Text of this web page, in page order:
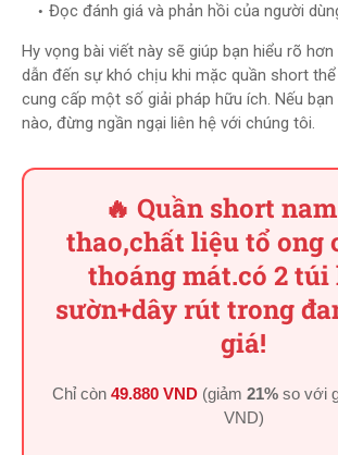
Đọc đánh giá và phản hồi của người
Hy vọng bài viết này sẽ giúp bạn hiểu rõ hơn
dẫn đến sự khó chịu khi mặc quần short
cung cấp một số giải pháp hữu ích. Nếu
nào, đừng ngần ngại liên hệ với chúng tôi.
🔥 Quần short
thao,chất liệu tổ ong
thoáng mát.có 2 túi
sườn+dây rút trong
giá!
Chỉ còn 49.880 VND (giảm 21% so với
VND)